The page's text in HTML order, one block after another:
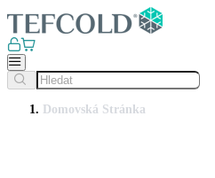
Domovská Stránka